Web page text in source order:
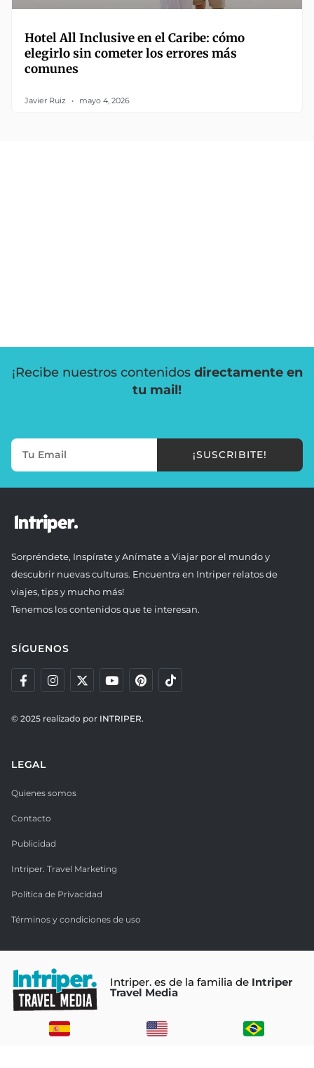
Hotel All Inclusive en el Caribe: cómo
elegirlo sin cometer los errores más
comunes
Javier Ruiz mayo 4, 2026
¡Recibe nuestros contenidos directamente en
tu mail!
¡SUSCRIBITE!
Sorpréndete, Inspírate y Anímate a Viajar por el mundo y
descubrir nuevas culturas. Encuentra en Intriper relatos de
viajes, tips y mucho más!
Tenemos los contenidos que te interesan.
SÍGUENOS
© 2025 realizado por INTRIPER.
LEGAL
Quienes somos
Contacto
Publicidad
Intriper. Travel Marketing
Política de Privacidad
Términos y condiciones de uso
Intriper. es de la familia de Intriper
Travel Media